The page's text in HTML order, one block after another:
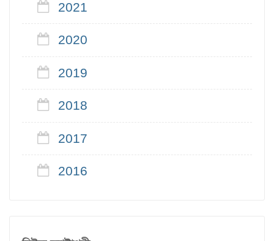
2021
2020
2019
2018
2017
2016